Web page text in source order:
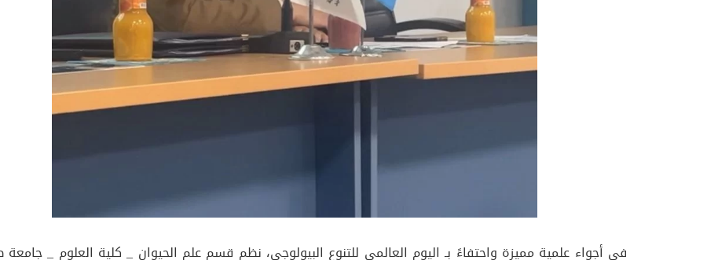
في أجواء علمية مميزة واحتفاءً بـ اليوم العالمي للتنوع البيولوجي، نظم قسم علم الحيوان _ كلية العلوم _